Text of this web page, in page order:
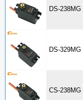
DS-238MG
DS-329MG
CS-238MG